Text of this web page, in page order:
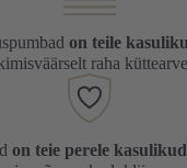
on teile
raha
on teie perele kasulikud